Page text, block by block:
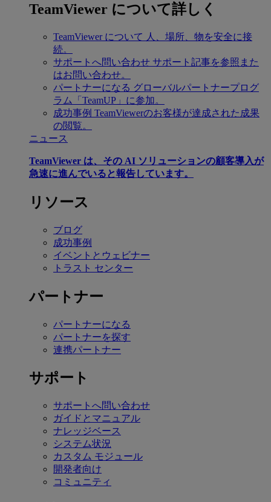
TeamViewer について詳しく
TeamViewer について 人、場所、物を安全に接
続。
サポートへ問い合わせ サポート記事を参照また
はお問い合わせ。
パートナーになる グローバルパートナープログ
ラム「TeamUP」に参加。
成功事例 TeamViewerのお客様が達成された成果
の閲覧。
ニュース
TeamViewer は、その AI ソリューションの顧客導入が
急速に進んでいると報告しています。
リソース
ブログ
成功事例
イベントとウェビナー
トラスト センター
パートナー
パートナーになる
パートナーを探す
連携パートナー
サポート
サポートへ問い合わせ
ガイドとマニュアル
ナレッジベース
システム状況
カスタム モジュール
開発者向け
コミュニティ